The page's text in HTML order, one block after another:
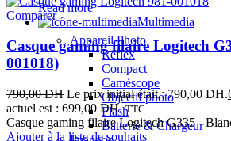
Read more
Multimedia
Appareil Photo
Reflex
Compact
Caméscope
Objectif photo
Flash
Batterie & Chargeur
Comparer
Casque gaming filaire Logitech
001018)
790,00DH Le prix initial était : 790,00 DH.
actuel est : 699,00 DH. TTC
Casque gaming filaire Logitech G335 -
Ajouter à la liste de souhaits